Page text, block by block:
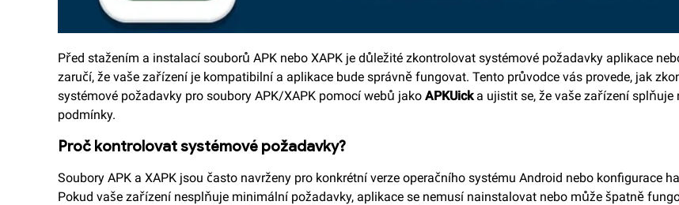
Před stažením a instalací souborů APK nebo XAPK je důležité zkontrolovat systémové požadavky aplikace
zaručí, že vaše zařízení je kompatibilní a aplikace bude správně fungovat. Tento průvodce vás provede, jak
systémové požadavky pro soubory APK/XAPK pomocí webů jako APKUicka ujistit se, že vaše zařízení splňuje
podmínky.
Proč kontrolovat systémové požadavky?
Soubory APK a XAPK jsou často navrženy pro konkrétní verze operačního systému Android nebo konfigurace
Pokud vaše zařízení nesplňuje minimální požadavky, aplikace se nemusí nainstalovat nebo může špatně